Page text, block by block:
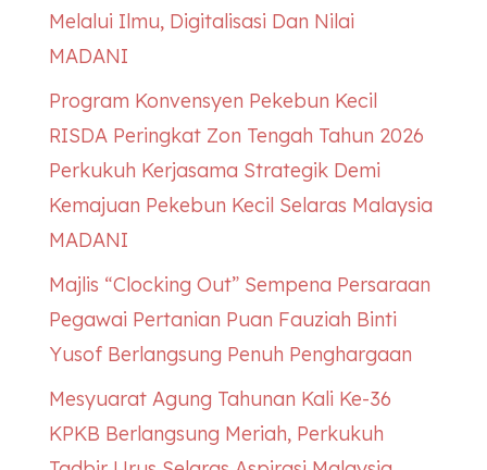
Melalui Ilmu, Digitalisasi Dan Nilai
MADANI
Program Konvensyen Pekebun Kecil
RISDA Peringkat Zon Tengah Tahun 2026
Perkukuh Kerjasama Strategik Demi
Kemajuan Pekebun Kecil Selaras Malaysia
MADANI
Majlis “Clocking Out” Sempena Persaraan
Pegawai Pertanian Puan Fauziah Binti
Yusof Berlangsung Penuh Penghargaan
Mesyuarat Agung Tahunan Kali Ke-36
KPKB Berlangsung Meriah, Perkukuh